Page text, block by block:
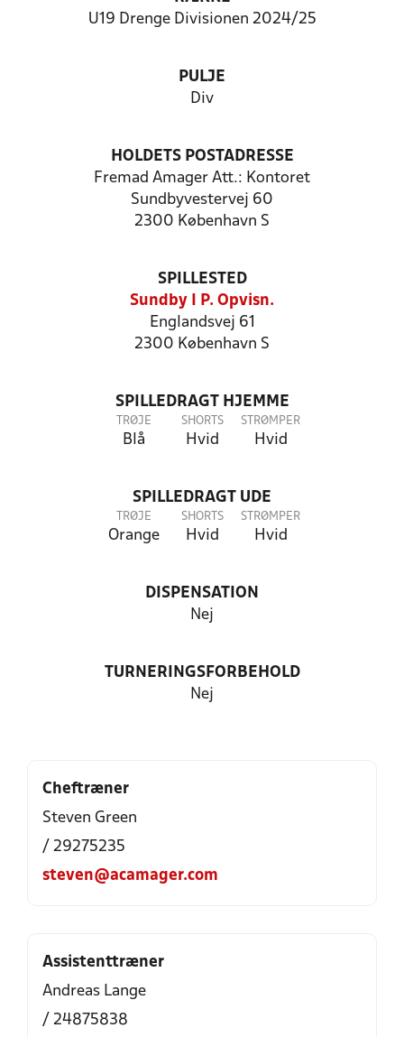
U19 Drenge Divisionen 2024/25
PULJE
Div
HOLDETS POSTADRESSE
Fremad Amager Att.: Kontoret
Sundbyvestervej 60
2300 København S
SPILLESTED
Sundby I P. Opvisn.
Englandsvej 61
2300 København S
SPILLEDRAGT HJEMME
TRØJE
Blå
SHORTS
Hvid
STRØMPER
Hvid
SPILLEDRAGT UDE
TRØJE
Orange
SHORTS
Hvid
STRØMPER
Hvid
DISPENSATION
Nej
TURNERINGSFORBEHOLD
Nej
Cheftræner
Steven Green
/ 29275235
steven@acamager.com
Assistenttræner
Andreas Lange
/ 24875838